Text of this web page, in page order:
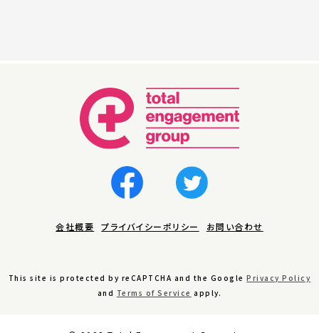
会社概要 プライバイシーポリシー お問い合わせ
This site is protected by reCAPTCHA and the GooglePrivacy Policy
and Terms of Service apply.